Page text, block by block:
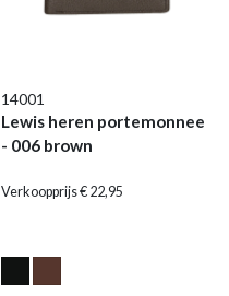
14001
Lewis heren portemonnee
- 006 brown
Verkoopprijs € 22,95